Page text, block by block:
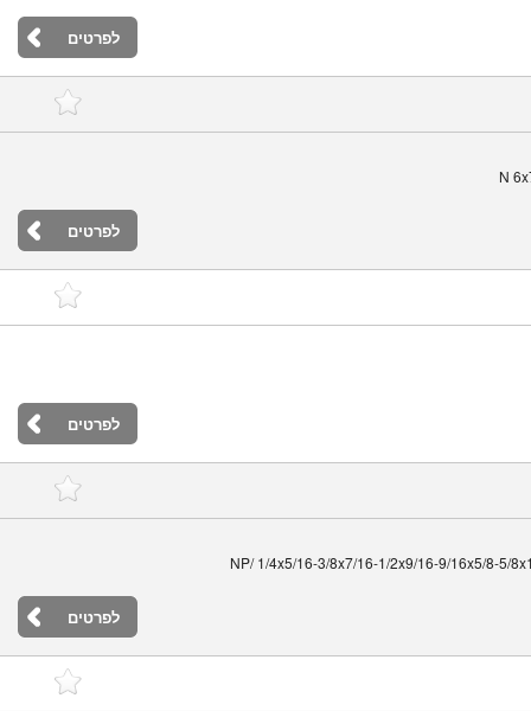
לפרטים
לפרטים
לפרטים
283 NP/ 1/4x5/16-3/8x7/16-1/2x9/16-9/16x5/8-
לפרטים